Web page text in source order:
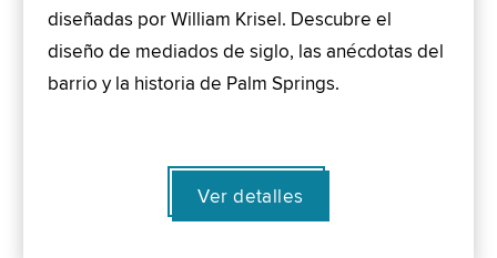
diseñadas por William Krisel. Descubre el
diseño de mediados de siglo, las anécdotas del
barrio y la historia de Palm Springs.
Ver detalles